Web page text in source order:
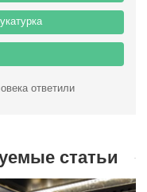
ответили
статьи